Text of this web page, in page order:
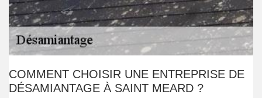
COMMENT CHOISIR UNE ENTREPRISE DE
DÉSAMIANTAGE À SAINT MEARD ?